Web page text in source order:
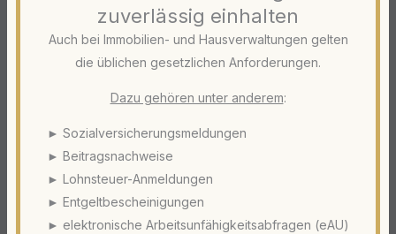
zuverlässig einhalten
Auch bei Immobilien- und Hausverwaltungen gelten
die üblichen gesetzlichen Anforderungen.
Dazu gehören unter anderem:
► Sozialversicherungsmeldungen
► Beitragsnachweise
► Lohnsteuer-Anmeldungen
► Entgeltbescheinigungen
► elektronische Arbeitsunfähigkeitsabfragen (eAU)